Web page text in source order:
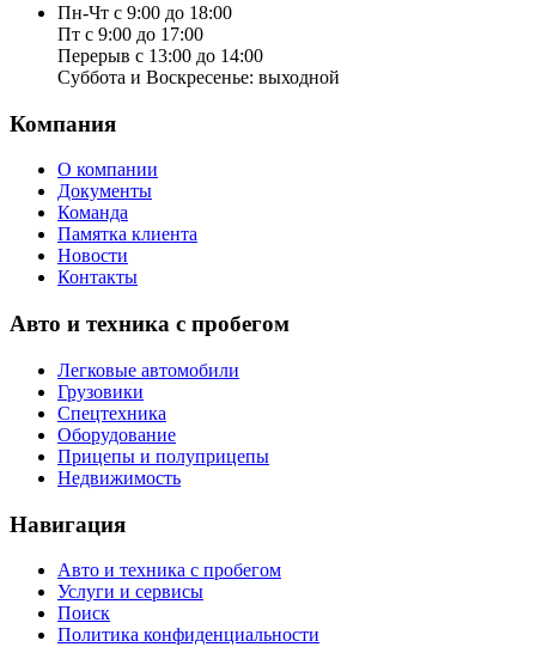
Пн-Чт с 9:00 до 18:00
Пт с 9:00 до 17:00
Перерыв с 13:00 до 14:00
Суббота и Воскресенье: выходной
Компания
О компании
Документы
Команда
Памятка клиента
Новости
Контакты
Авто и техника с пробегом
Легковые автомобили
Грузовики
Спецтехника
Оборудование
Прицепы и полуприцепы
Недвижимость
Навигация
Авто и техника с пробегом
Услуги и сервисы
Поиск
Политика конфиденциальности